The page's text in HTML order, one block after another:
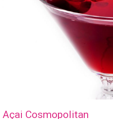
Açai Cosmopolitan